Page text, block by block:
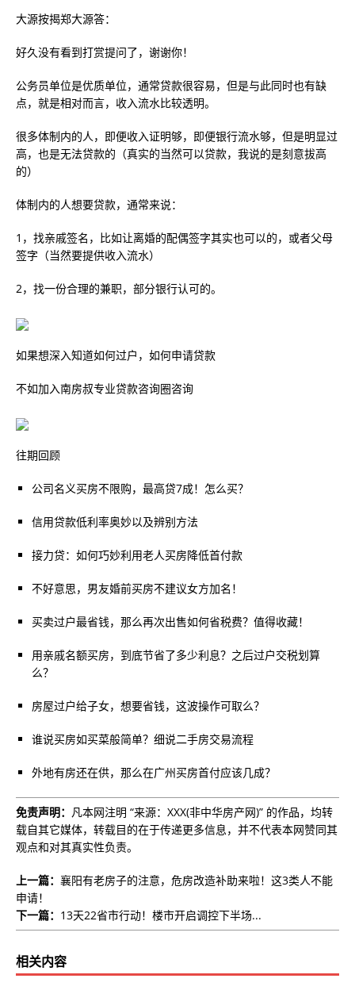
大源按揭郑大源答：
好久没有看到打赏提问了，谢谢你！
公务员单位是优质单位，通常贷款很容易，但是与此同时也有缺
点，就是相对而言，收入流水比较透明。
很多体制内的人，即便收入证明够，即便银行流水够，但是明显过
高，也是无法贷款的（真实的当然可以贷款，我说的是刻意拔高
的）
体制内的人想要贷款，通常来说：
1，找亲戚签名，比如让离婚的配偶签字其实也可以的，或者父母
签字（当然要提供收入流水）
2，找一份合理的兼职，部分银行认可的。
如果想深入知道如何过户，如何申请贷款
不如加入南房叔专业贷款咨询圈咨询
往期回顾
公司名义买房不限购，最高贷7成！怎么买？
信用贷款低利率奥妙以及辨别方法
接力贷：如何巧妙利用老人买房降低首付款
不好意思，男友婚前买房不建议女方加名！
买卖过户最省钱，那么再次出售如何省税费？值得收藏！
用亲戚名额买房，到底节省了多少利息？之后过户交税划算
么？
房屋过户给子女，想要省钱，这波操作可取么？
谁说买房如买菜般简单？细说二手房交易流程
外地有房还在供，那么在广州买房首付应该几成？
免责声明： 凡本网注明 “来源：XXX(非中华房产网)” 的作品，均转
载自其它媒体，转载目的在于传递更多信息，并不代表本网赞同其
观点和对其真实性负责。
上一篇： 襄阳有老房子的注意，危房改造补助来啦！这3类人不能
申请！
下一篇： 13天22省市行动！楼市开启调控下半场...
相关内容